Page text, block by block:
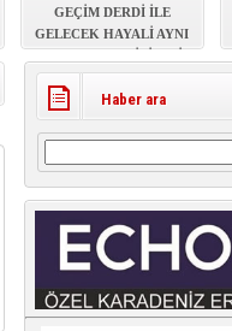
GEÇİM DERDİ İLE
GELECEK HAYALİ AYNI
Haber ara
Arama: